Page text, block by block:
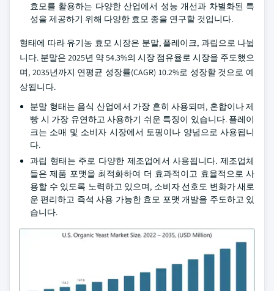
효모를 활용하는 다양한 산업에서 성능 개선과 차별화된 특
성을 제공하기 위해 다양한 효모 종을 연구할 것입니다.
형태에 따라 유기농 효모 시장은 분말, 플레이크, 과립으로 나뉩
니다. 분말은 2025년 약 54.3%의 시장 점유율로 시장을 주도했으
며, 2035년까지 연평균 성장률(CAGR) 10.2%로 성장할 것으로 예
상됩니다.
분말 형태는 음식 산업에서 가장 흔히 사용되며, 혼합이나 제
빵 시 가장 유연하고 사용하기 쉬운 특징이 있습니다. 플레이
크는 소매 및 소비자 시장에서 토핑이나 양념으로 사용됩니
다.
과립 형태는 주로 다양한 제조업에서 사용됩니다. 제조업체
들은 제품 포맷을 최적화하여 더 효과적이고 효율적으로 사
용할 수 있도록 노력하고 있으며, 소비자 선호도 변화가 새로
운 편리하고 즉석 사용 가능한 효모 포맷 개발을 주도하고 있
습니다.